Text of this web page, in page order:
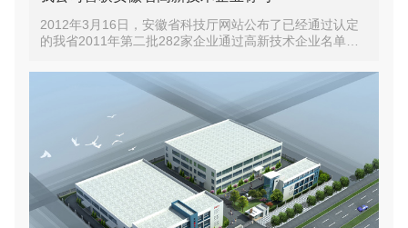
2012年3月16日，安徽省科技厅网站公布了已经通过认定
的我省2011年第二批282家企业通过高新技术企业名单，
安徽省2011年第二批高新技术企业认定名单的通知各市